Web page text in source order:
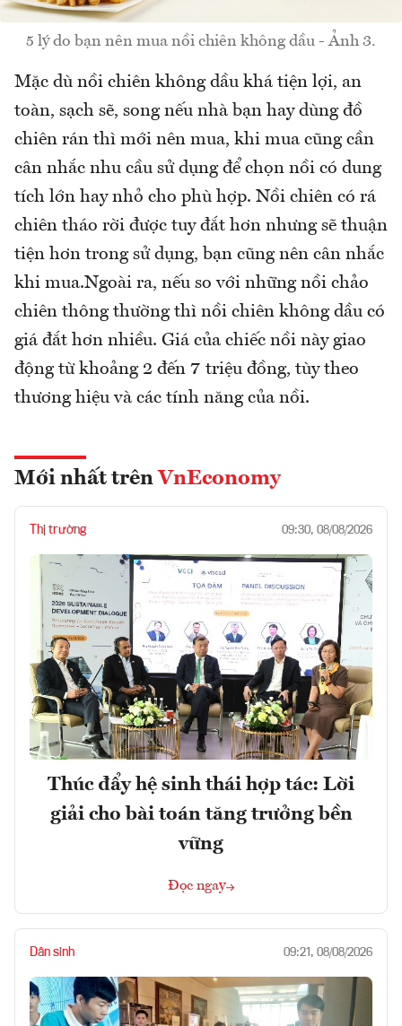
5 lý do bạn nên mua nồi chiên không dầu - Ảnh 3.
Mặc dù nồi chiên không dầu khá tiện lợi, an
toàn, sạch sẽ, song nếu nhà bạn hay dùng đồ
chiên rán thì mới nên mua, khi mua cũng cần
cân nhắc nhu cầu sử dụng để chọn nồi có dung
tích lớn hay nhỏ cho phù hợp. Nồi chiên có rá
chiên tháo rời được tuy đắt hơn nhưng sẽ thuận
tiện hơn trong sử dụng, bạn cũng nên cân nhắc
khi mua.Ngoài ra, nếu so với những nồi chảo
chiên thông thường thì nồi chiên không dầu có
giá đắt hơn nhiều. Giá của chiếc nồi này giao
động từ khoảng 2 đến 7 triệu đồng, tùy theo
thương hiệu và các tính năng của nồi.
Mới nhất trên VnEconomy
Thị trường 09:30, 08/08/2026
Thúc đẩy hệ sinh thái hợp tác: Lời
giải cho bài toán tăng trưởng bền
vững
Đọc ngay
Dân sinh 09:21, 08/08/2026